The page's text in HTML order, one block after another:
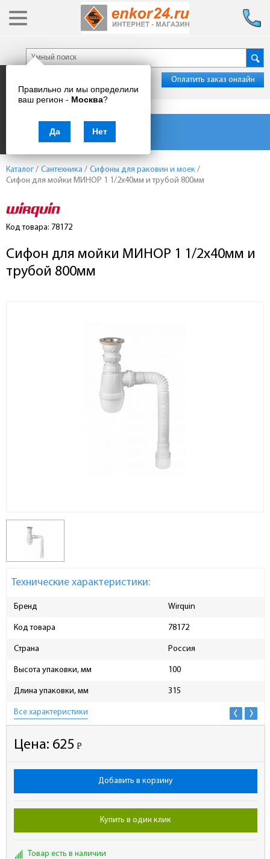
Правильно ли мы определили
ваш регион - Москва?
Да Нет
Оплатить заказ онлайн
Каталог товаров
Каталог / Сантехника / Сифоны для раковин и моек /
Сифон для мойки МИНОР 1 1/2х40мм и трубой 800мм
Код товара: 78172
Сифон для мойки МИНОР 1 1/2х40мм и
трубой 800мм
Технические характеристики:
Бренд Wirquin
Код товара 78172
Страна Россия
Высота упаковки, мм 100
Длина упаковки, мм 315
Все характеристики
Цена: 625 Р
-
Добавить в корзину
Купить в один клик
Товар есть в наличии